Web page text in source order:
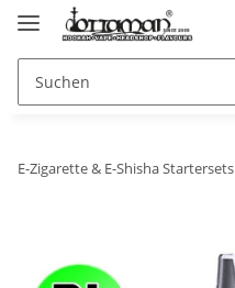
E-Zigarette & E-Shisha Startersets